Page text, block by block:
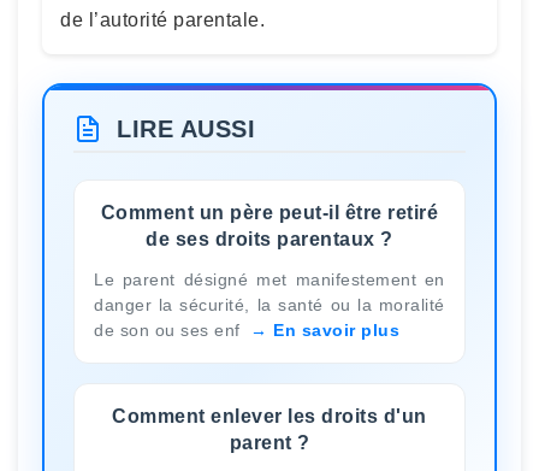
de l’autorité parentale.
LIRE AUSSI
Comment un père peut-il être retiré
de ses droits parentaux ?
Le parent désigné met manifestement en
danger la sécurité, la santé ou la moralité
de son ou ses enf
En savoir plus
Comment enlever les droits d'un
parent ?